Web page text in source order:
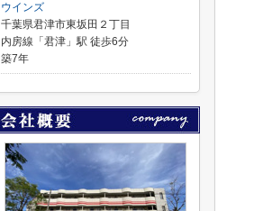
ウインズ
千葉県君津市東坂田２丁目
内房線「君津」駅 徒歩6分
築7年